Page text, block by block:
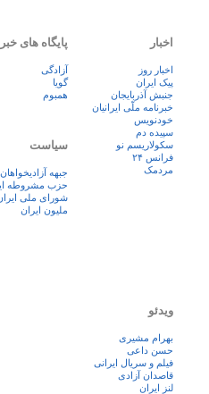
اخبار
اخبار روز
پيک ايران
جنبش آذربایجان
خبرنامه ملّی ایرانیان
خودنویس
سپیده دم
سکولاریسم نو
فرانس ۲۴
مردمک
پایگاه های
آزادگی
گویا
همبوم
سیاست
جبهه آزادیخواهان
حزب مشروطه
شورای ملی
ملیون ایران
ویدئو
بهرام مشیری
حسن داعی
فيلم و سريال ايرانی
قاصدان آزادی
لنز ایران